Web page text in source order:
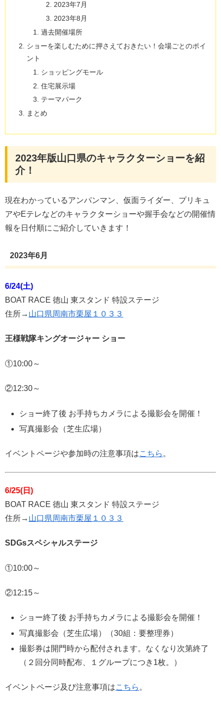
2023年7月
2023年8月
過去開催場所
ショーを楽しむために押さえておきたい！会場ごとのポイ
ント
ショッピングモール
住宅展示場
テーマパーク
まとめ
2023年版山口県のキャラクターショーを紹
介！
現在わかっているアンパンマン、仮面ライダー、プリキュ
アやEテレなどのキャラクターショーや握手会などの開催情
報を日付順にご紹介していきます！
2023年6月
6/24(土)
BOAT RACE 徳山 東スタンド 特設ステージ
住所→ 山口県周南市栗屋１０３３
王様戦隊キングオージャー ショー
①10:00～
②12:30～
ショー終了後 お手持ちカメラによる撮影会を開催！
写真撮影会（芝生広場）
イベントページや参加時の注意事項はこちら 。
6/25(日)
BOAT RACE 徳山 東スタンド 特設ステージ
住所→ 山口県周南市栗屋１０３３
SDGsスペシャルステージ
①10:00～
②12:15～
ショー終了後 お手持ちカメラによる撮影会を開催！
写真撮影会（芝生広場）（30組：要整理券）
撮影券は開門時から配付されます。なくなり次第終了
（２回分同時配布、１グループにつき1枚。）
イベントページ及び注意事項はこちら 。